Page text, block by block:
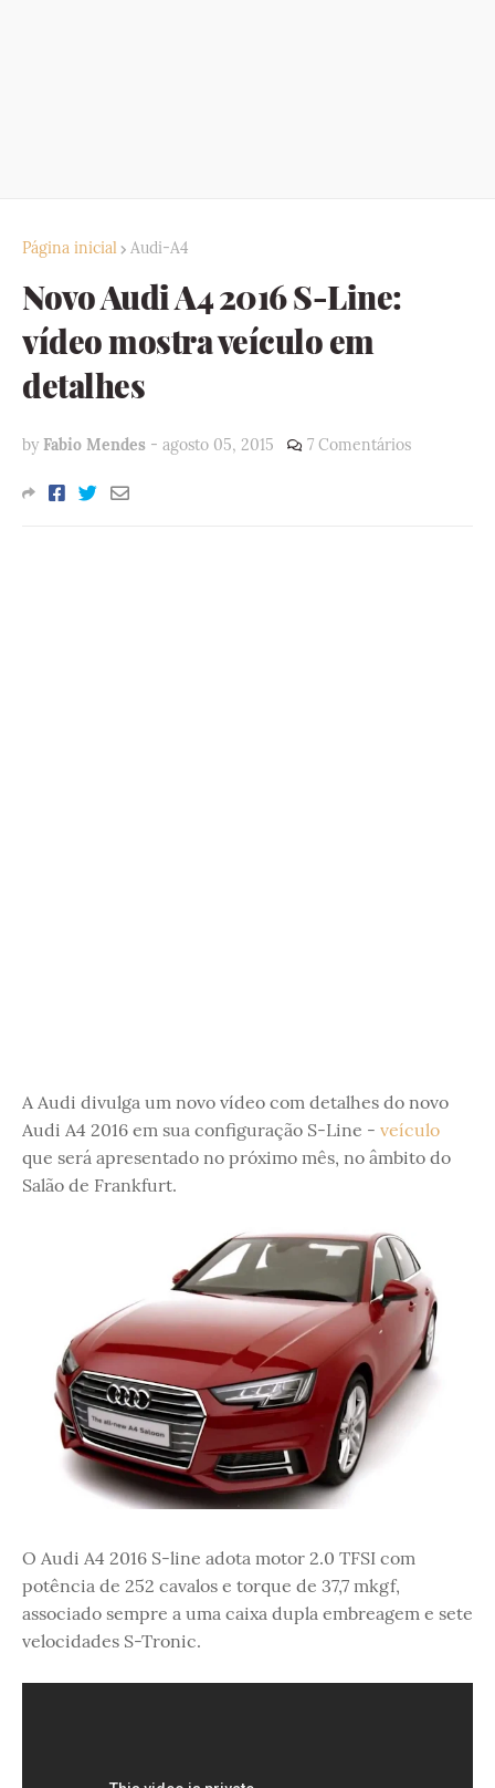
Página inicial Audi-A4
Novo Audi A4 2016 S-Line:
vídeo mostra veículo em
detalhes
by Fabio Mendes - agosto 05, 2015 7 Comentários
A Audi divulga um novo vídeo com detalhes do novo
Audi A4 2016 em sua configuração S-Line - veículo
que será apresentado no próximo mês, no âmbito do
Salão de Frankfurt.
O Audi A4 2016 S-line adota motor 2.0 TFSI com
potência de 252 cavalos e torque de 37,7 mkgf,
associado sempre a uma caixa dupla embreagem e sete
velocidades S-Tronic.